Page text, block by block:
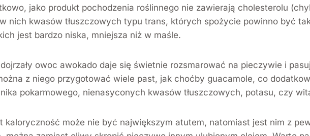
jako produkt pochodzenia roślinnego nie zawierają cholesterolu
nich kwasów tłuszczowych typu trans, których spożycie powinno być
jest bardzo niska, mniejsza niż w maśle.
dojrzały owoc awokado daje się świetnie rozsmarować na pieczywie i
z niego przygotować wiele past, jak choćby guacamole, co
pokarmowego, nienasyconych kwasów tłuszczowych, potasu, czy
kaloryczność może nie być największym atutem, natomiast jest nim z